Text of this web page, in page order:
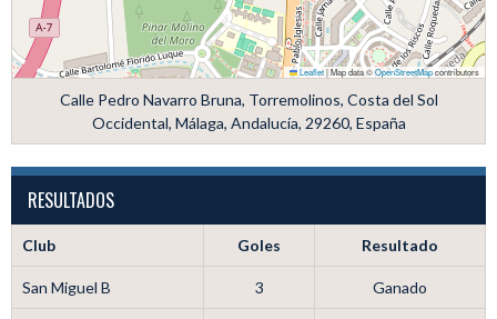
Leaflet|Map data ©OpenStreetMapcontributors
Calle Pedro Navarro Bruna, Torremolinos, Costa del Sol
Occidental, Málaga, Andalucía, 29260, España
RESULTADOS
Club Goles Resultado
San Miguel B 3 Ganado